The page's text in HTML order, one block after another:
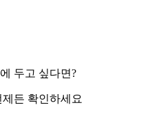
두고 싶다면?
든 확인하세요